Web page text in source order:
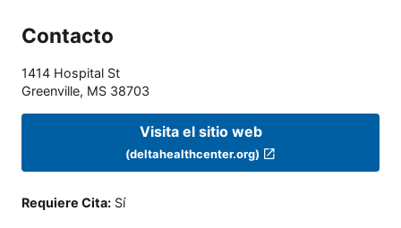
Contacto
1414 Hospital St
Greenville, MS 38703
Visita el sitio web
(deltahealthcenter.org)
Requiere Cita: Sí